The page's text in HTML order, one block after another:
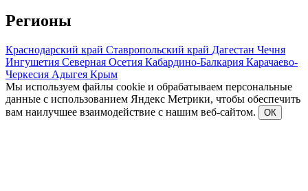
Регионы
Краснодарский край Ставропольский край Дагестан Чечня
Ингушетия Северная Осетия Кабардино-Балкария Карачаево-
Черкесия Адыгея Крым
Мы используем файлы cookie и обрабатываем персональные
данные с использованием Яндекс Метрики, чтобы обеспечить
вам наилучшее взаимодействие с нашим веб-сайтом.
ОК